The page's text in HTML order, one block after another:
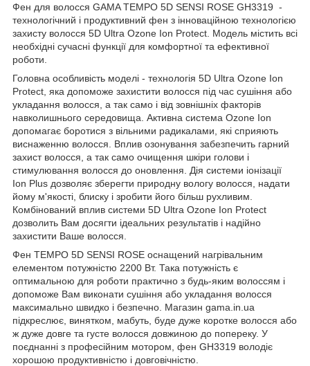
Фен для волосся GAMA TEMPO 5D SENSI ROSE GH3319 -
технологічний і продуктивний фен з інноваційною технологією
захисту волосся 5D Ultra Ozone Ion Protect. Модель містить всі
необхідні сучасні функції для комфортної та ефективної
роботи.
Головна особливість моделі - технологія 5D Ultra Ozone Ion
Protect, яка допоможе захистити волосся під час сушіння або
укладання волосся, а так само і від зовнішніх факторів
навколишнього середовища. Активна система Ozone Ion
допомагає боротися з вільними радикалами, які сприяють
виснаженню волосся. Вплив озонування забезпечить гарний
захист волосся, а так само очищення шкіри голови і
стимулювання волосся до оновлення. Дія системи іонізації
Ion Plus дозволяє зберегти природну вологу волосся, надати
йому м'якості, блиску і зробити його більш рухливим.
Комбінований вплив системи 5D Ultra Ozone Ion Protect
дозволить Вам досягти ідеальних результатів і надійно
захистити Ваше волосся.
Фен TEMPO 5D SENSI ROSE оснащений нагрівальним
елементом потужністю 2200 Вт. Така потужність є
оптимальною для роботи практично з будь-яким волоссям і
допоможе Вам виконати сушіння або укладання волосся
максимально швидко і безпечно. Магазин gama.in.ua
підкреслює, винятком, мабуть, буде дуже коротке волосся або
ж дуже довге та густе волосся довжиною до попереку. У
поєднанні з професійним мотором, фен GH3319 володіє
хорошою продуктивністю і довговічністю.